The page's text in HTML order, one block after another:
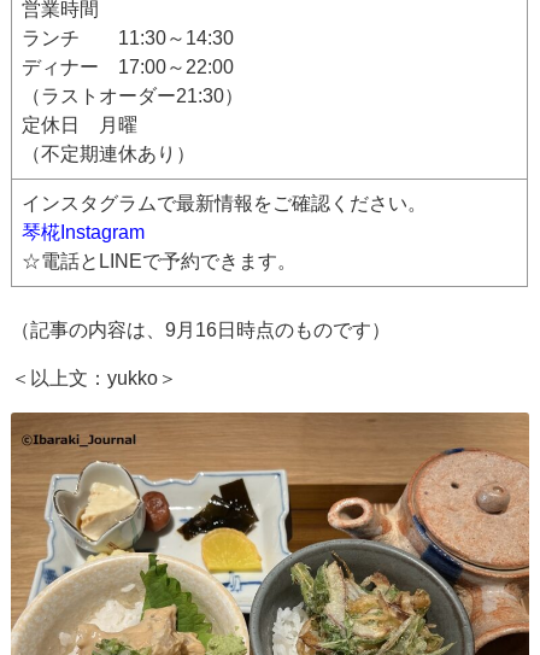
営業時間
ランチ 11:30～14:30
ディナー 17:00～22:00
（ラストオーダー21:30）
定休日 月曜
（不定期連休あり）
インスタグラムで最新情報をご確認ください。
琴椛Instagram
☆電話とLINEで予約できます。
（記事の内容は、9月16日時点のものです）
＜以上文：yukko＞